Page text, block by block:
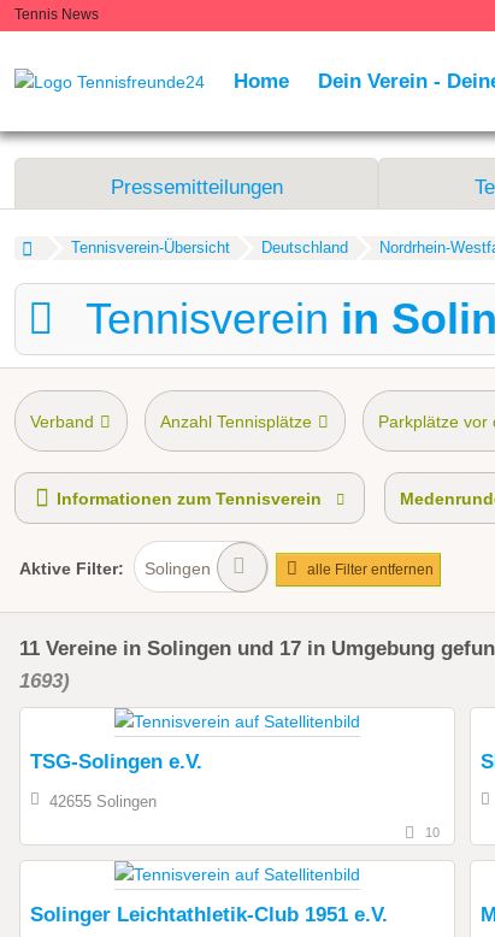
Tennis News
Home Dein Verein -
Pressemitteilungen
Tennisverein-Übersicht Deutschland Nordrhein-
Tennisverein in
Verband Anzahl Tennisplätze Parkplätze vor
Tennis-Schnupperkurs Medenrunde spielen wir.
Informationen zum Tennisverein
Aktive Filter: Solingen alle Filter entfernen
11 Vereine in Solingen und 17 in Umgebung
1693)
TSG-Solingen e.V.
42655 Solingen
10
Solinger Leichtathletik-Club 1951 e.V.